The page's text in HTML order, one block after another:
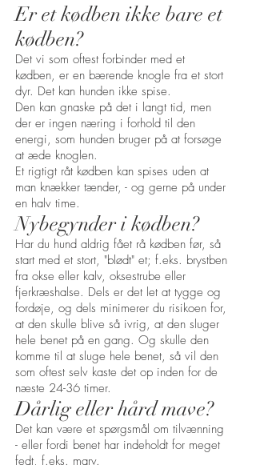
Er et kødben ikke bare et
kødben?
Det vi som oftest forbinder med et
kødben, er en bærende knogle fra et stort
dyr. Det kan hunden ikke spise.
Den kan gnaske på det i langt tid, men
der er ingen næring i forhold til den
energi, som hunden bruger på at forsøge
at æde knoglen.
Et rigtigt råt kødben kan spises uden at
man knækker tænder, - og gerne på under
en halv time.
Nybegynder i kødben?
Har du hund aldrig fået rå kødben før, så
start med et stort, "blødt" et; f.eks. brystben
fra okse eller kalv, oksestrube eller
fjerkræshalse. Dels er det let at tygge og
fordøje, og dels minimerer du risikoen for,
at den skulle blive så ivrig, at den sluger
hele benet på en gang. Og skulle den
komme til at sluge hele benet, så vil den
som oftest selv kaste det op inden for de
næste 24-36 timer.
Dårlig eller hård mave?
Det kan være et spørgsmål om tilvænning
- eller fordi benet har indeholdt for meget
fedt, f.eks. marv.